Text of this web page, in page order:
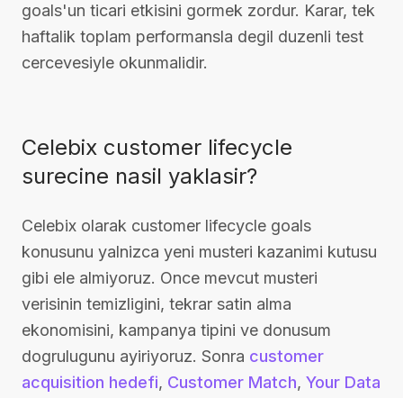
goals'un ticari etkisini gormek zordur. Karar, tek
haftalik toplam performansla degil duzenli test
cercevesiyle okunmalidir.
Celebix customer lifecycle
surecine nasil yaklasir?
Celebix olarak customer lifecycle goals
konusunu yalnizca yeni musteri kazanimi kutusu
gibi ele almiyoruz. Once mevcut musteri
verisinin temizligini, tekrar satin alma
ekonomisini, kampanya tipini ve donusum
dogrulugunu ayiriyoruz. Sonra customer
acquisition hedefi, Customer Match, Your Data